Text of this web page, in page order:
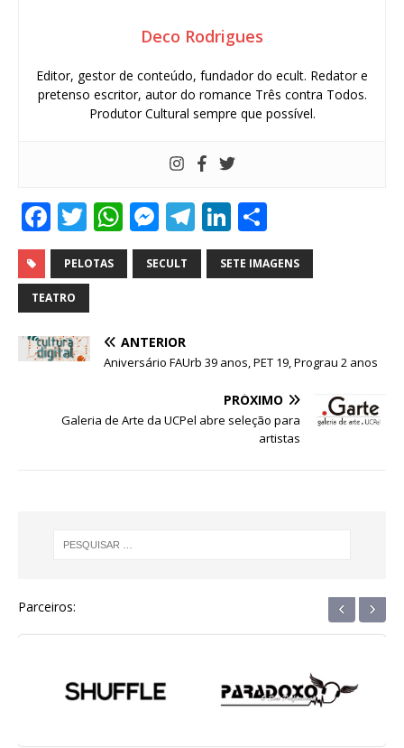
Deco Rodrigues
Editor, gestor de conteúdo, fundador do ecult. Redator e
pretenso escritor, autor do romance Três contra Todos.
Produtor Cultural sempre que possível.
F
a
c
e
b
o
k
T
w
it
te
r
W
h
at
A
p
M
e
ss
n
g
r
T
el
e
m
Li
n
k
n
h
ar
PELOTAS SECULT SETE IMAGENS
TEATRO
ANTERIOR
Aniversário FAUrb 39 anos, PET 19, Prograu 2 anos
PRÓXIMO
Galeria de Arte da UCPel abre seleção para
artistas
Parceiros: ‹ ›